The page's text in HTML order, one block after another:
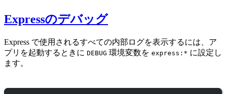
Expressのデバッグ
Express で使用されるすべての内部ログを表示するには、ア
プリを起動するときに DEBUG 環境変数を express:* に設定し
ます。